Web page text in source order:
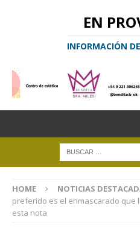
EN
INFORMACIÓN
HOME NOTICIAS
preferido es el enmascarado que
esta nota